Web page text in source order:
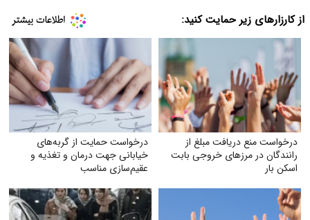
از کارزارهای زیر حمایت کنید:
درخواست منع دریافت مبلغ از
رانندگان در مرزهای خروجی بابت
اسکن بار
درخواست حمایت از گربه‌های
خیابانی جهت درمان و تغذیه و
عقیم‌سازی مناسب